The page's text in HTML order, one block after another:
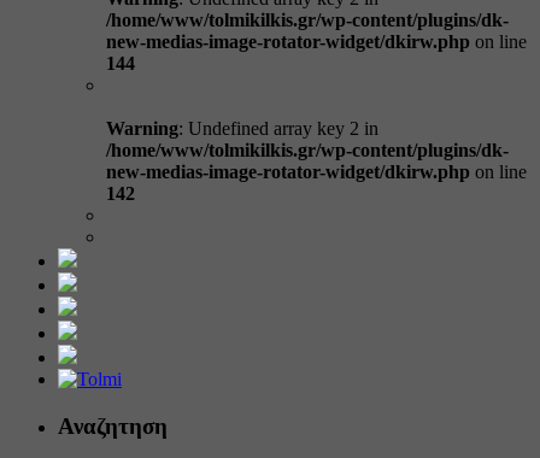
/home/www/tolmikilkis.gr/wp-content/plugins/dk-
new-medias-image-rotator-widget/dkirw.php on line
144
Warning: Undefined array key 2 in
/home/www/tolmikilkis.gr/wp-content/plugins/dk-
new-medias-image-rotator-widget/dkirw.php on line
142
Αναζητηση